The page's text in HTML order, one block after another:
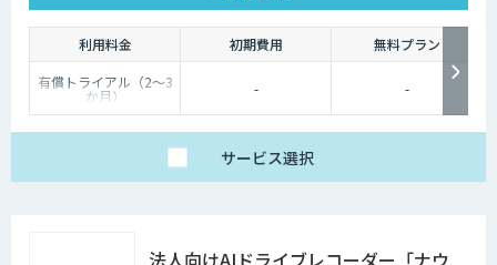
利用料金 初期費用
無料プラン
有償トライアル（2～3
か月）
実際のお客様データを
FRONTEOクラウド：
200万円、オンプレ：
250万円
- -
サービス選択